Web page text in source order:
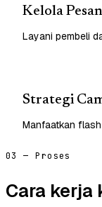
Kelola
Layani pembeli
Strategi
Manfaatkan
03 — Proses
Cara kerja